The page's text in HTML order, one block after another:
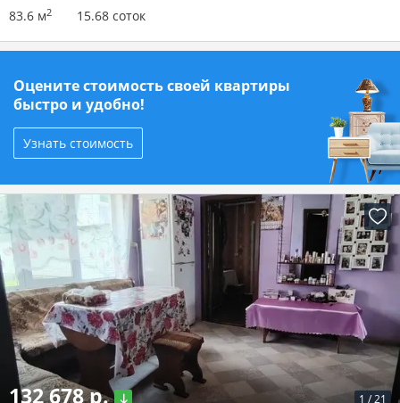
83.6 м2 15.68 соток
Оцените стоимость своей квартиры
быстро и удобно!
Узнать стоимость
1 /21
132 678 р.